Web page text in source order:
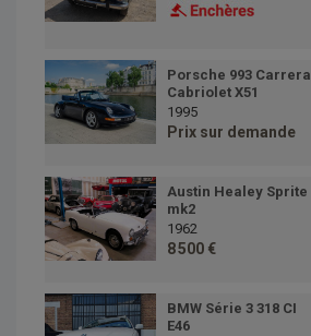
Porsche 993 Carrera
Cabriolet X51
1995
Prix sur demande
Austin Healey Sprite
mk2
1962
8 500 €
BMW Série 3 318 CI
E46